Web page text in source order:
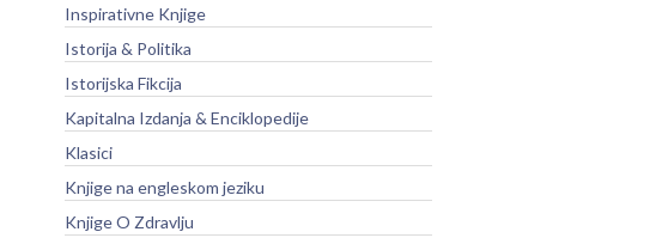
Inspirativne Knjige
Istorija & Politika
Istorijska Fikcija
Kapitalna Izdanja & Enciklopedije
Klasici
Knjige na engleskom jeziku
Knjige O Zdravlju